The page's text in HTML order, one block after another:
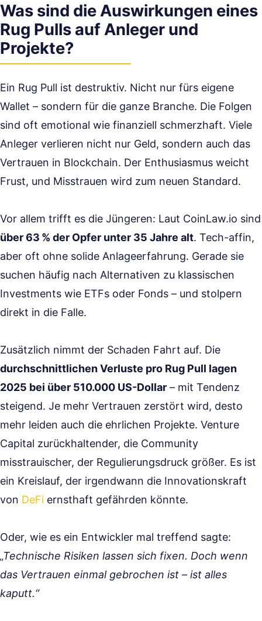
Was sind die Auswirkungen eines
Rug Pulls auf Anleger und
Projekte?
Ein Rug Pull ist destruktiv. Nicht nur fürs eigene
Wallet – sondern für die ganze Branche. Die Folgen
sind oft emotional wie finanziell schmerzhaft. Viele
Anleger verlieren nicht nur Geld, sondern auch das
Vertrauen in Blockchain. Der Enthusiasmus weicht
Frust, und Misstrauen wird zum neuen Standard.
Vor allem trifft es die Jüngeren: Laut CoinLaw.io sind
über 63 % der Opfer unter 35 Jahre alt. Tech-affin,
aber oft ohne solide Anlageerfahrung. Gerade sie
suchen häufig nach Alternativen zu klassischen
Investments wie ETFs oder Fonds – und stolpern
direkt in die Falle.
Zusätzlich nimmt der Schaden Fahrt auf. Die
durchschnittlichen Verluste pro Rug Pull lagen
2025 bei über 510.000 US-Dollar – mit Tendenz
steigend. Je mehr Vertrauen zerstört wird, desto
mehr leiden auch die ehrlichen Projekte. Venture
Capital zurückhaltender, die Community
misstrauischer, der Regulierungsdruck größer. Es ist
ein Kreislauf, der irgendwann die Innovationskraft
von DeFi ernsthaft gefährden könnte.
Oder, wie es ein Entwickler mal treffend sagte:
„Technische Risiken lassen sich fixen. Doch wenn
das Vertrauen einmal gebrochen ist – ist alles
kaputt.“